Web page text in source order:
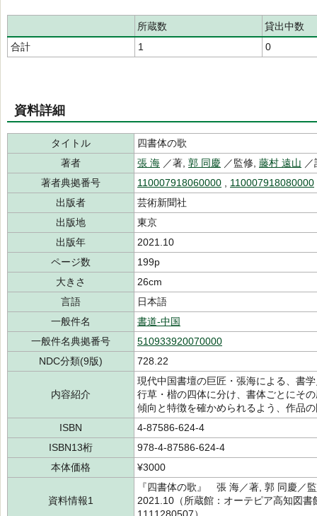
所蔵数
貸出中数
合計
1 0
資料詳細
タイトル
四書体の歌
著者
張 海 ／著, 郭 同慶 ／監修, 藤村 遠山
著者典拠番号
110007918060000 110007918080000
出版者
芸術新聞社
出版地
東京
出版年
2021.10
ページ数
199p
大きさ
26cm
言語
日本語
一般件名
書道-中国
一般件名典拠番号
510933920070000
NDC分類(9版)
728.22
内容紹介
現代中国書壇の巨匠・張海による、書
行草・楷の四体に分け、書体ごとにそ
傾向と特徴を確かめられるよう、作品
ISBN
4-87586-624-4
ISBN13桁
978-4-87586-624-4
本体価格
¥3000
資料情報1
『四書体の歌』 張 海／著, 郭 同慶
2021.10（所蔵館：オーテピア高知